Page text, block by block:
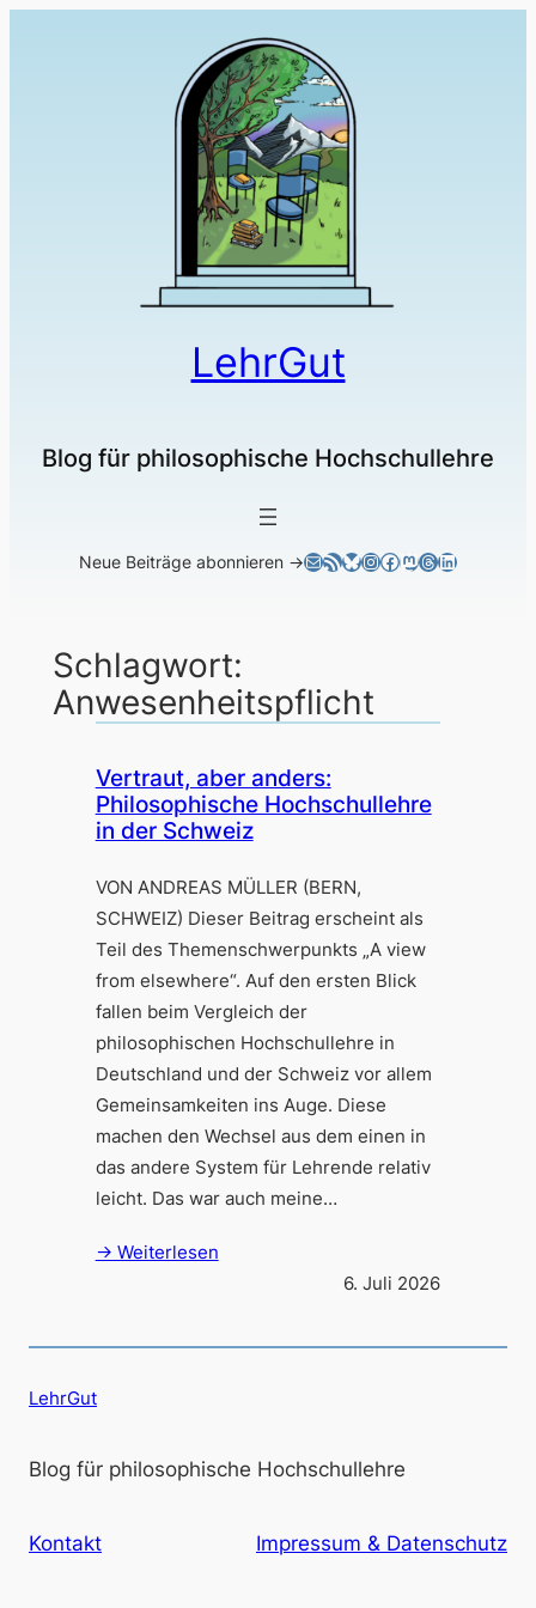
LehrGut
Blog für philosophische Hochschullehre
Neue Beiträge abonnieren →E-MailRSS-FeedBluesky
Instagram
Facebook
Mastodon
Threads
LinkedIn
Schlagwort:
Anwesenheitspflicht
Vertraut, aber anders:
Philosophische Hochschullehre
in der Schweiz
VON ANDREAS MÜLLER (BERN,
SCHWEIZ) Dieser Beitrag erscheint als
Teil des Themenschwerpunkts „A view
from elsewhere“. Auf den ersten Blick
fallen beim Vergleich der
philosophischen Hochschullehre in
Deutschland und der Schweiz vor allem
Gemeinsamkeiten ins Auge. Diese
machen den Wechsel aus dem einen in
das andere System für Lehrende relativ
leicht. Das war auch meine…
→ Weiterlesen
6. Juli 2026
LehrGut
Blog für philosophische Hochschullehre
Kontakt Impressum & Datenschutz